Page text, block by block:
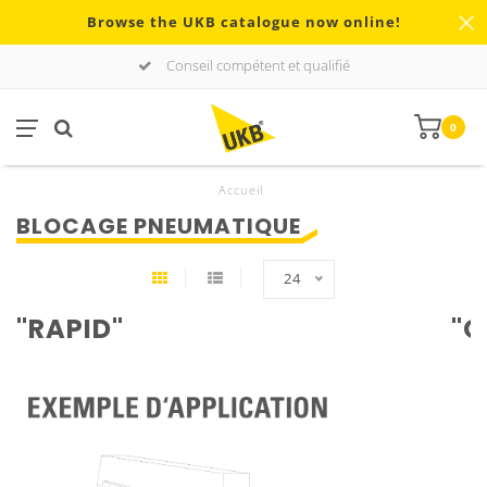
Browse the UKB catalogue now online!
Conseil compétent et qualifié
0
Accueil
BLOCAGE PNEUMATIQUE
24
"RAPID"